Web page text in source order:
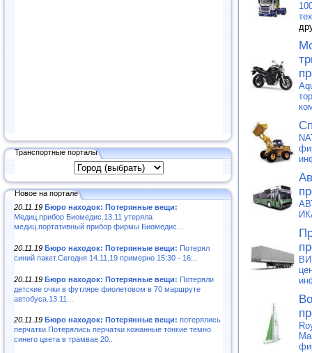
Транспортные порталы
Новое на портале
20.11.19 Бюро находок: Потерянные вещи:
Медиц.прибор Биомедис.13.11 утеряла
медиц.портативный прибор фирмы Биомедис...
20.11.19 Бюро находок: Потерянные вещи: Потерял
синий пакет.Сегодня 14.11.19 примерно 15:30 - 16:..
20.11.19 Бюро находок: Потерянные вещи: Потеряли
детские очки в футляре фиолетовом в 70 маршруте
автобуса.13.11...
20.11.19 Бюро находок: Потерянные вещи: потерялись
перчатки.Потерялись перчатки кожанные тонкие темно
синего цвета в трамвае 20..